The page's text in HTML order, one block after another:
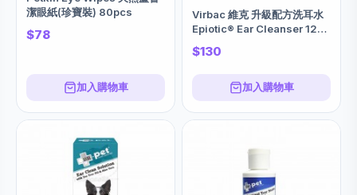
潔眼紙(珍寶裝) 80pcs
$78
加入購物車
Virbac 維克 升級配方洗耳水
Epiotic® Ear Cleanser 125
ml (貓狗適用)
$130
加入購物車